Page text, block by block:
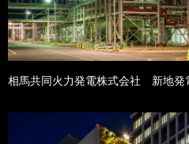
相馬共同火力発電株式会社 新地発